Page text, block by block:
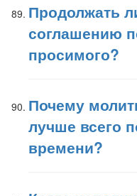
Продолжать
соглашению
просимого?
Почему
лучше всего
времени?